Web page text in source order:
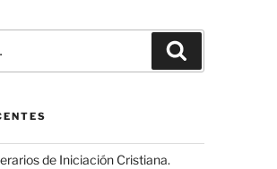
de Iniciación Cristiana.